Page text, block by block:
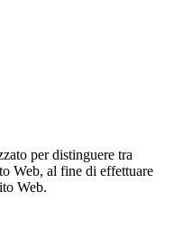
per distinguere tra
Web, al fine di effettuare
Web.